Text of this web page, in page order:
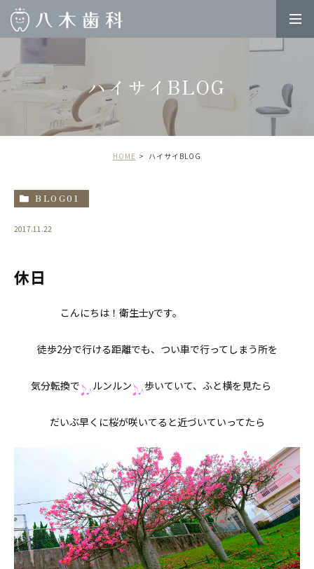
ハイサイBLOG
HOME ハイサイBLOG
BLOG01
2017.11.22
休日
こんにちは！衛生士yです。
徒歩2分で行ける距離でも、つい車で行ってしまう所を
気分転換で ルンルン 歩いていて、ふと横を見たら
だいぶ早くに桜が咲いてると近づいていってたら